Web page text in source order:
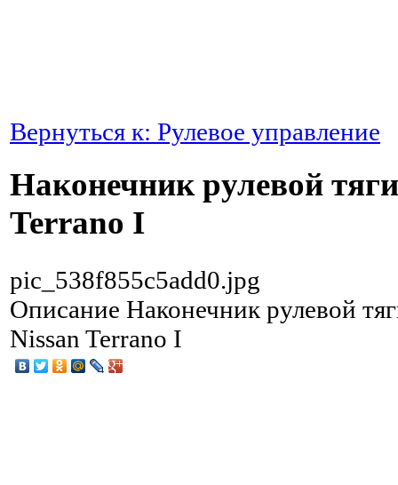
Вернуться к: Рулевое управление
Наконечник рулевой
Terrano I
pic_538f855c5add0.jpg
Описание Наконечник рулевой
Nissan Terrano I